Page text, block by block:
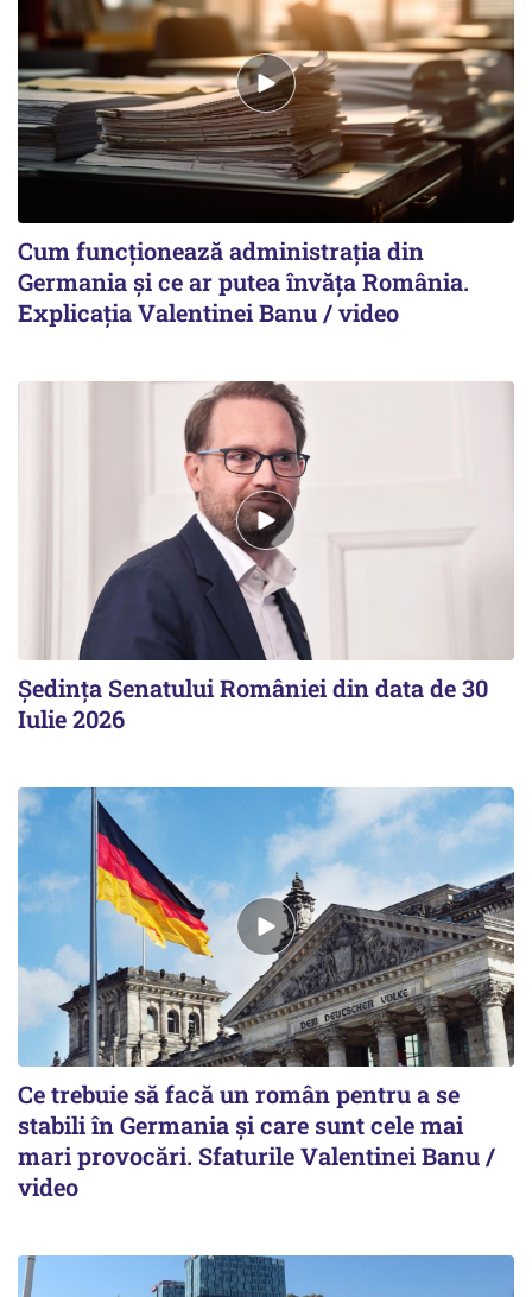
Cum funcționează administrația din
Germania și ce ar putea învăța România.
Explicația Valentinei Banu / video
Ședința Senatului României din data de 30
Iulie 2026
Ce trebuie să facă un român pentru a se
stabili în Germania și care sunt cele mai
mari provocări. Sfaturile Valentinei Banu /
video